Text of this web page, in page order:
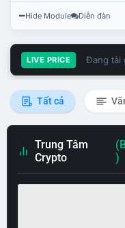
Hide Module Diễn đàn
LIVE PRICE Đang tải
Tất cả
Trung Tâm
Crypto
)